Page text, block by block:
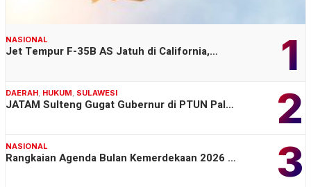
1
NASIONAL
Jet Tempur F-35B AS Jatuh di California,…
2
DAERAH, HUKUM, SULAWESI
JATAM Sulteng Gugat Gubernur di PTUN Pal…
3
NASIONAL
Rangkaian Agenda Bulan Kemerdekaan 2026 …